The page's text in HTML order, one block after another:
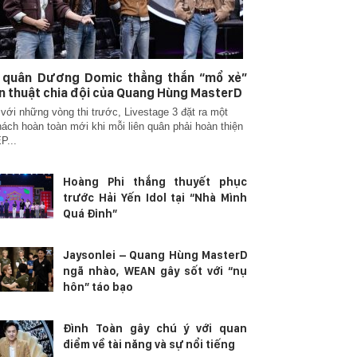
quân Dương Domic thẳng thắn “mổ xẻ”
thuật chia đội của Quang Hùng MasterD
những vòng thi trước, Livestage 3 đặt ra một
hoàn toàn mới khi mỗi liên quân phải hoàn thiện
Hoàng Phi thắng thuyết phục
trước Hải Yến Idol tại “Nhà Mình
Quá Đỉnh”
Jaysonlei – Quang Hùng MasterD
ngã nhào, WEAN gây sốt với “nụ
hôn” táo bạo
Đình Toàn gây chú ý với quan
điểm về tài năng và sự nổi tiếng